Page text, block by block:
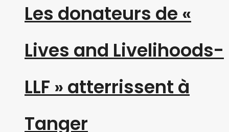
Les donateurs de «
Lives and Livelihoods-
LLF » atterrissent à
Tanger